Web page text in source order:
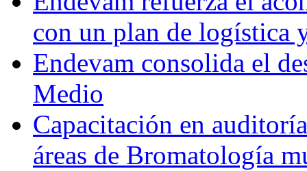
con un plan de logística
Endevam consolida el
Medio
Capacitación en
áreas de Bromatología